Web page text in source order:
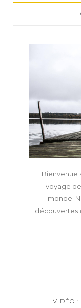
Bienvenue
voyage
monde.
découvertes
VIDÉO :